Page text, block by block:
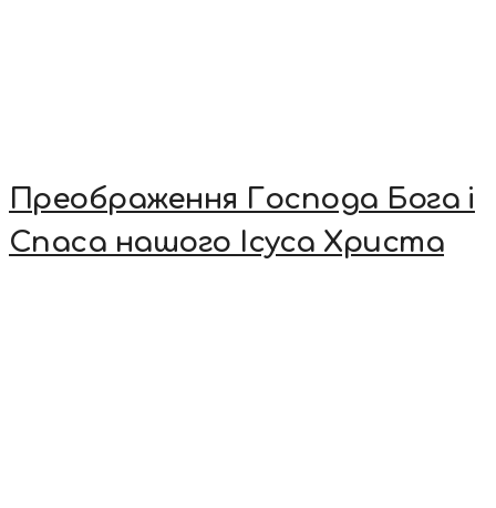
Преображення Господа Бога і
Спаса нашого Ісуса Христа